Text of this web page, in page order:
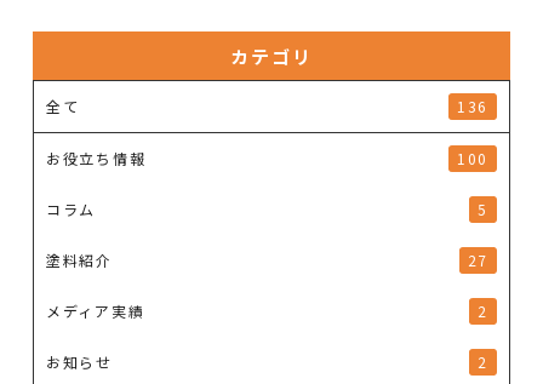
カテゴリ
全て 136
お役立ち情報 100
コラム 5
塗料紹介 27
メディア実績 2
お知らせ 2